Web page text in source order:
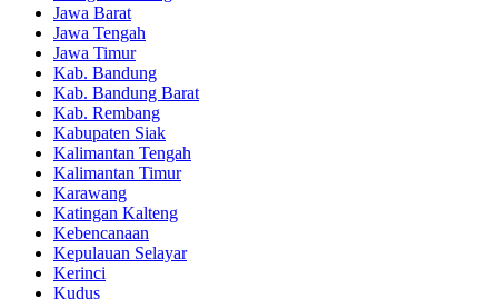
Jawa Barat
Jawa Tengah
Jawa Timur
Kab. Bandung
Kab. Bandung Barat
Kab. Rembang
Kabupaten Siak
Kalimantan Tengah
Kalimantan Timur
Karawang
Katingan Kalteng
Kebencanaan
Kepulauan Selayar
Kerinci
Kudus